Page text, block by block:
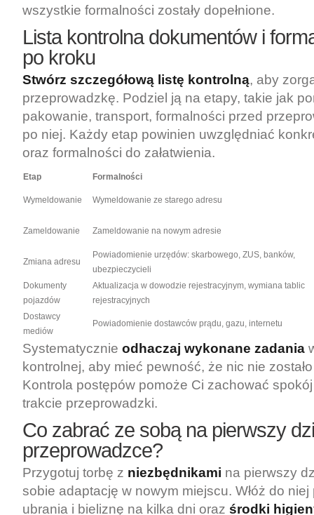
wszystkie formalności zostały dopełnione.
Lista kontrolna dokumentów i
po kroku
Stwórz szczegółową listę kontrolną, aby
przeprowadzkę. Podziel ją na etapy, takie jak
pakowanie, transport, formalności przed
po niej. Każdy etap powinien uwzględniać
oraz formalności do załatwienia.
Etap Formalności
Wymeldowanie Wymeldowanie ze starego adresu
Zameldowanie Zameldowanie na nowym adresie
Zmiana adresu
Powiadomienie urzędów: skarbowego, ZUS, banków,
ubezpieczycieli
Dokumenty
pojazdów
Aktualizacja w dowodzie rejestracyjnym, wymiana tablic
rejestracyjnych
Dostawcy
mediów
Powiadomienie dostawców prądu, gazu, internetu
Systematycznie odhaczaj wykonane zadania
kontrolnej, aby mieć pewność, że nic nie
Kontrola postępów pomoże Ci zachować
trakcie przeprowadzki.
Co zabrać ze sobą na pierwszy
przeprowadzce?
Przygotuj torbę z niezbędnikami na pierwszy
sobie adaptację w nowym miejscu. Włóż do
ubrania i bieliznę na kilka dni oraz środki